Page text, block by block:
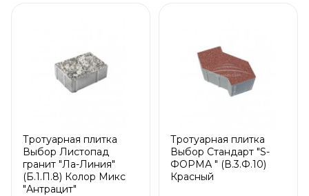
Тротуарная плитка
Выбор Листопад
гранит "Ла-Линия"
(Б.1.П.8) Колор Микс
"Антрацит"
Тротуарная плитка
Выбор Стандарт "S-
ФОРМА " (В.3.Ф.10)
Красный